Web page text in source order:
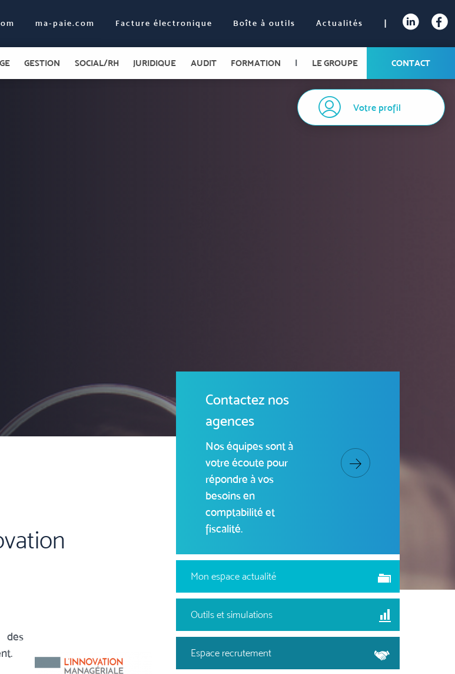
ma-paie.com Facture électronique Boîte à outils Actualités |
GESTION SOCIAL/RH JURIDIQUE AUDIT FORMATION | LE GROUPE CONTACT
Votre profil
Contactez nos
agences
Nos équipes sont à
votre écoute pour
répondre à vos
besoins en
comptabilité et
fiscalité.
Mon espace actualité
Outils et simulations
Espace recrutement